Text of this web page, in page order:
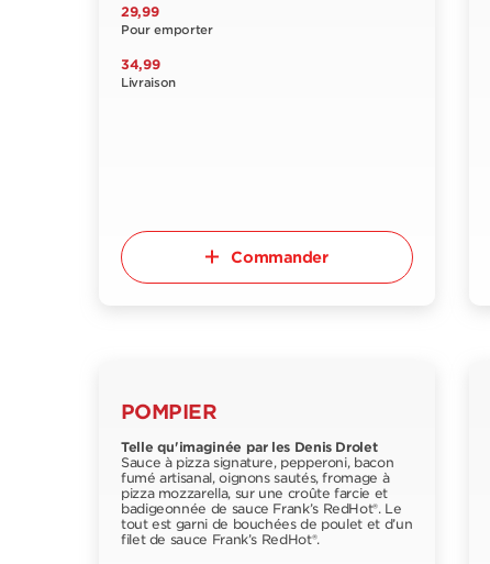
29,99
Pour emporter
34,99
Livraison
Commander
POMPIER
Telle qu'imaginée par les Denis Drolet
Sauce à pizza signature, pepperoni, bacon
fumé artisanal, oignons sautés, fromage à
pizza mozzarella, sur une croûte farcie et
badigeonnée de sauce Frank’s RedHot®. Le
tout est garni de bouchées de poulet et d’un
filet de sauce Frank’s RedHot®.